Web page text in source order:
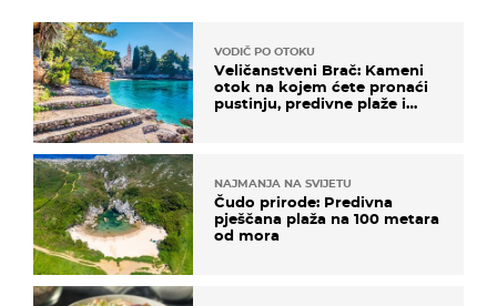
VODIČ PO OTOKU
Veličanstveni Brač: Kameni
otok na kojem ćete pronaći
pustinju, predivne plaže i
NAJMANJA NA SVIJETU
Čudo prirode: Predivna
pješčana plaža na 100 metara
od mora